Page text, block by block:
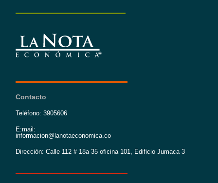
Contacto
Teléfono: 3905606
E:mail:
informacion@lanotaeconomica.co
Dirección: Calle 112 # 18a 35 oficina 101, Edificio Jumaca 3